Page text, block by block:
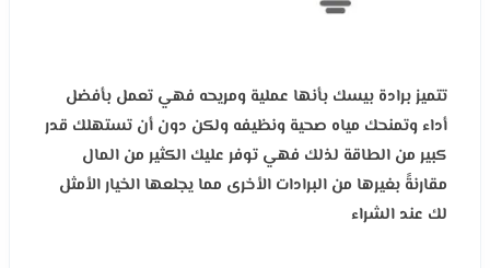
تتميز برادة بيسك بأنها عملية ومريحه فهي تعمل بأفضل
أداء وتمنحك مياه صحية ونظيفه ولكن دون أن تستهلك قدر
كبير من الطاقة لذلك فهي توفر عليك الكثير من المال
مقارنةً بغيرها من البرادات الأخرى مما يجلعها الخيار الأمثل
لك عند الشراء